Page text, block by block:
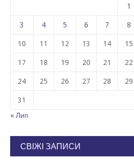
1
3 4 5 6 7 8
10 11 12 13 14 15
17 18 19 20 21 22
24 25 26 27 28 29
31
« Лип
СВІЖІ ЗАПИСИ